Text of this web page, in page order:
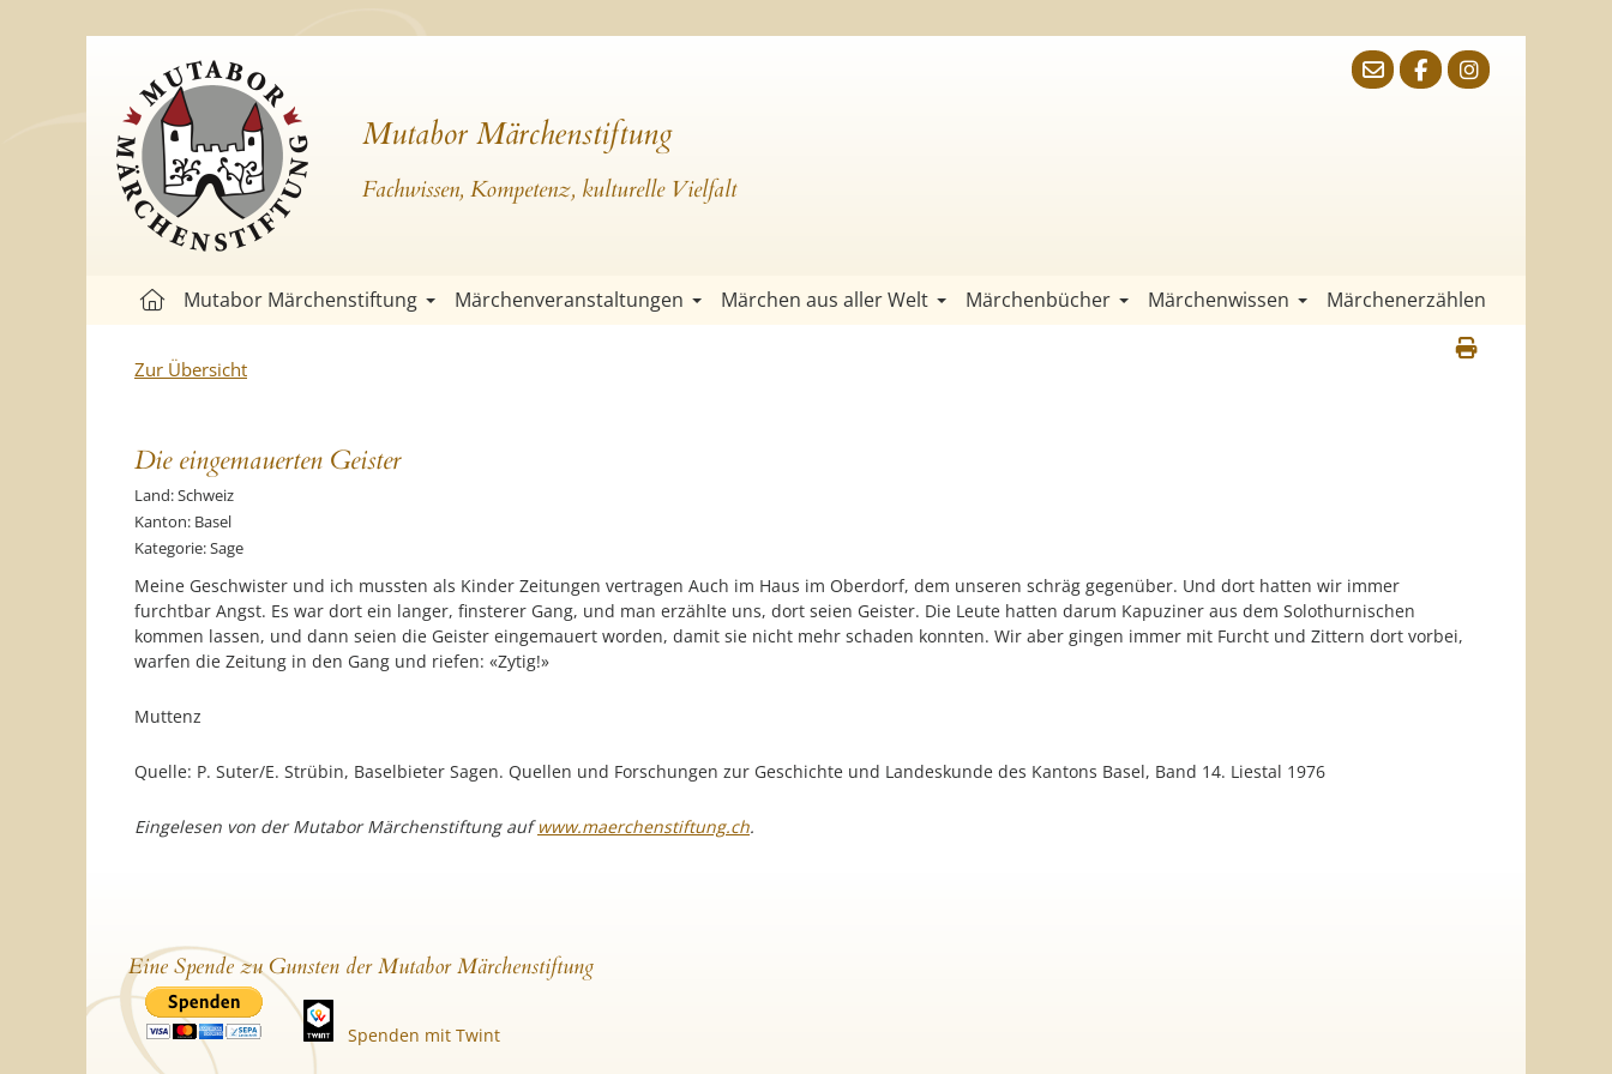
Mutabor Märchenstiftung
Fachwissen, Kompetenz, kulturelle Vielfalt
Mutabor Märchenstiftung Märchenveranstaltungen Märchen aus aller Welt Märchenbücher Märchenwissen Märchenerzählen
Zur Übersicht
Die eingemauerten Geister
Land: Schweiz
Kanton: Basel
Kategorie: Sage
Meine Geschwister und ich mussten als Kinder Zeitungen vertragen Auch im Haus im Oberdorf, dem unseren schräg gegenüber. Und dort hatten wir immer
furchtbar Angst. Es war dort ein langer, finsterer Gang, und man erzählte uns, dort seien Geister. Die Leute hatten darum Kapuziner aus dem Solothurnischen
kommen lassen, und dann seien die Geister eingemauert worden, damit sie nicht mehr schaden konnten. Wir aber gingen immer mit Furcht und Zittern dort vorbei,
warfen die Zeitung in den Gang und riefen: «Zytig!»
Muttenz
Quelle: P. Suter/E. Strübin, Baselbieter Sagen. Quellen und Forschungen zur Geschichte und Landeskunde des Kantons Basel, Band 14. Liestal 1976
Eingelesen von der Mutabor Märchenstiftung aufwww.maerchenstiftung.ch.
Eine Spende zu Gunsten der Mutabor Märchenstiftung
Spenden mit Twint